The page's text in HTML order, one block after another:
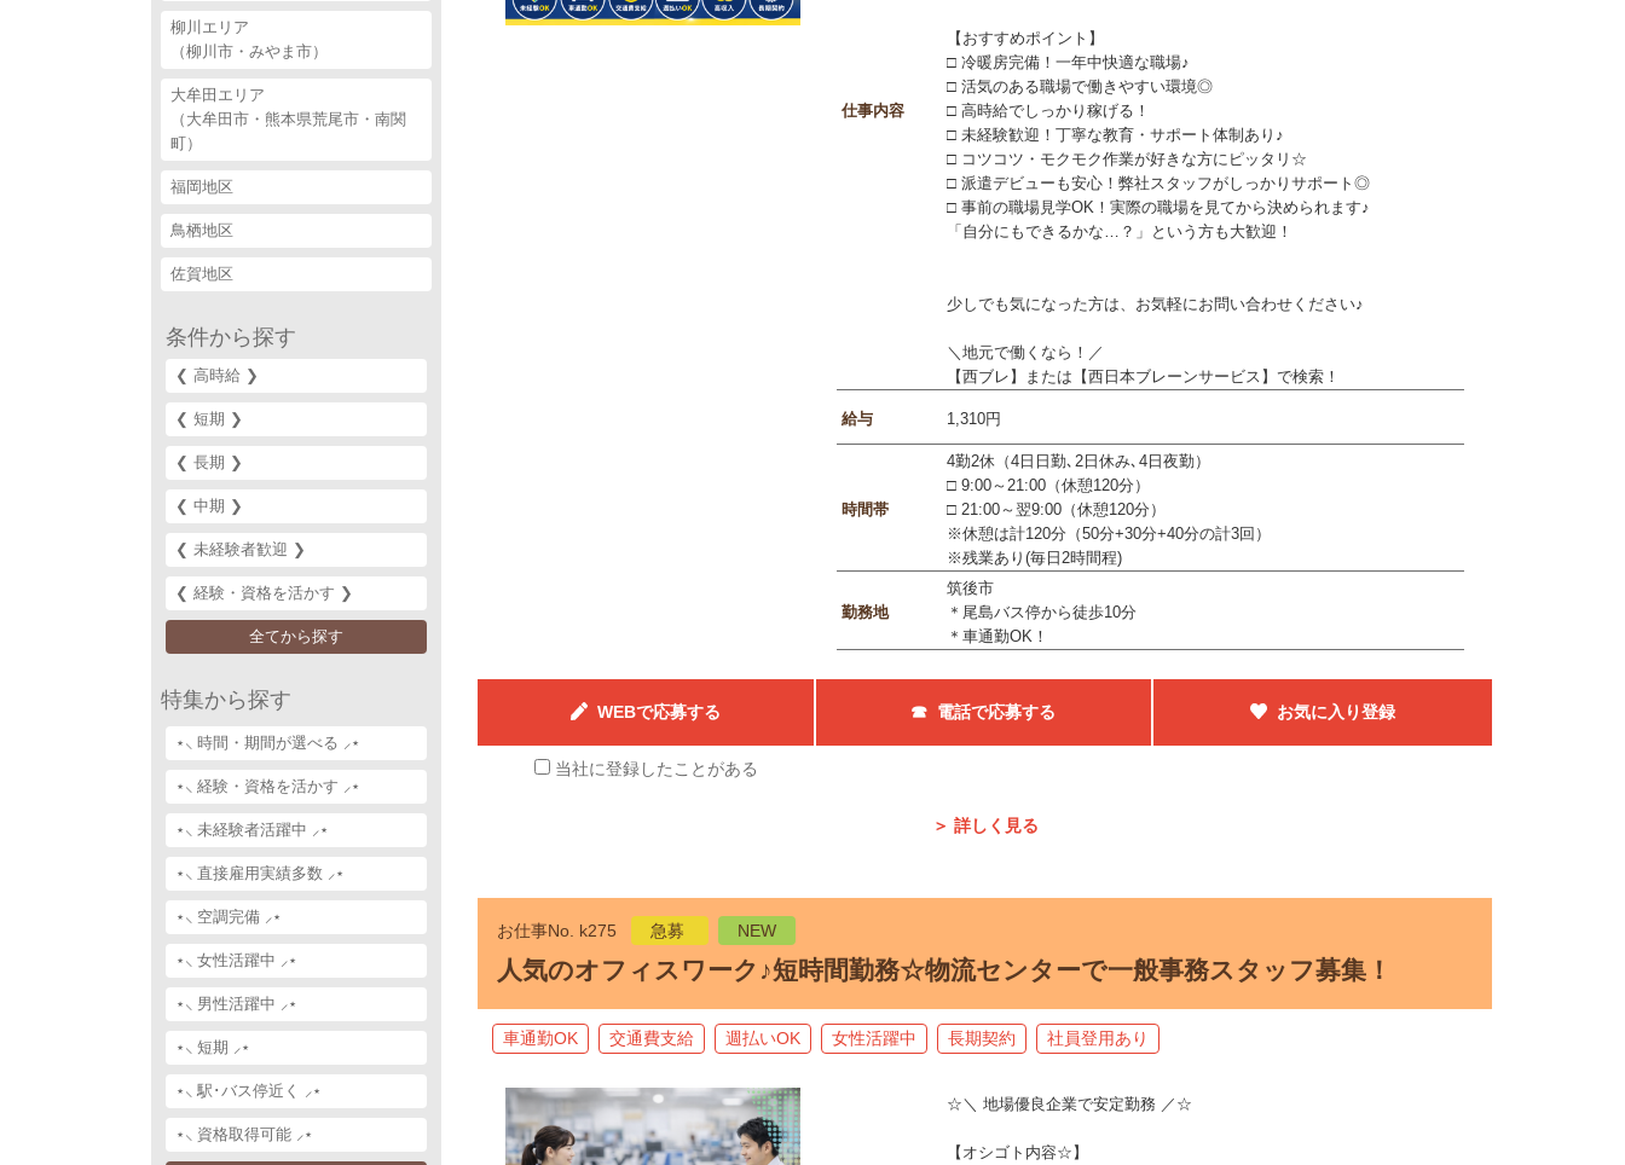
柳川エリア
（柳川市・みやま市）
大牟田エリア
（大牟田市・熊本県荒尾市・南関
町）
福岡地区
鳥栖地区
佐賀地区
条件から探す
❮ 高時給 ❯‎
❮ 短期 ❯‎
❮ 長期 ❯‎
❮ 中期 ❯‎
❮ 未経験者歓迎 ❯‎
❮ 経験・資格を活かす ❯‎
全てから探す
特集から探す
⋆⸜ 時間・期間が選べる ⸝⋆
⋆⸜ 経験・資格を活かす ⸝⋆
⋆⸜ 未経験者活躍中 ⸝⋆
⋆⸜ 直接雇用実績多数 ⸝⋆
⋆⸜ 空調完備 ⸝⋆
⋆⸜ 女性活躍中 ⸝⋆
⋆⸜ 男性活躍中 ⸝⋆
⋆⸜ 短期 ⸝⋆
⋆⸜ 駅･バス停近く ⸝⋆
⋆⸜ 資格取得可能 ⸝⋆
仕事内容
【おすすめポイント】
□ 冷暖房完備！一年中快適な職場♪
□ 活気のある職場で働きやすい環境◎
□ 高時給でしっかり稼げる！
□ 未経験歓迎！丁寧な教育・サポート体制あり♪
□ コツコツ・モクモク作業が好きな方にピッタリ☆
□ 派遣デビューも安心！弊社スタッフがしっかりサポート◎
□ 事前の職場見学OK！実際の職場を見てから決められます♪
「自分にもできるかな…？」という方も大歓迎！
少しでも気になった方は、お気軽にお問い合わせください♪
＼地元で働くなら！／
【西ブレ】または【西日本ブレーンサービス】で検索！
給与 1,310円
時間帯
4勤2休（4日日勤､2日休み､4日夜勤）
□ 9:00～21:00（休憩120分）
□ 21:00～翌9:00（休憩120分）
※休憩は計120分（50分+30分+40分の計3回）
※残業あり(毎日2時間程)
勤務地
筑後市
＊尾島バス停から徒歩10分
＊車通勤OK！
WEBで応募する ☎ 電話で応募する お気に入り登録
当社に登録したことがある
＞ 詳しく見る
お仕事No. k275 急募 NEW
人気のオフィスワーク♪短時間勤務☆物流センターで一般事務スタッフ募集！
車通勤OK 交通費支給 週払いOK 女性活躍中 長期契約 社員登用あり
☆＼ 地場優良企業で安定勤務 ／☆
【オシゴト内容☆】